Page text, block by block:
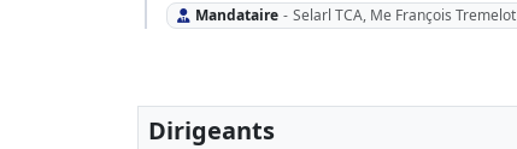
Mandataire - Selarl TCA, Me François Tremelot
Dirigeants